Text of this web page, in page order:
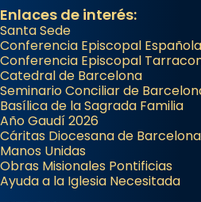
Enlaces de interés:
Santa Sede
Conferencia Episcopal Española
Conferencia Episcopal
Catedral de Barcelona
Seminario Conciliar de
Basílica de la Sagrada Familia
Año Gaudí 2026
Cáritas Diocesana de Barcelona
Manos Unidas
Obras Misionales Pontificias
Ayuda a la Iglesia Necesitada